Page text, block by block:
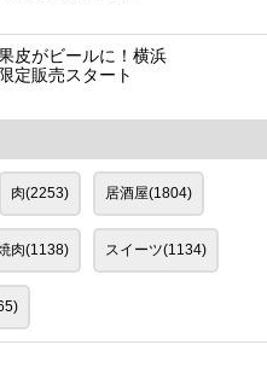
皮がビールに！横浜
定販売スタート
肉(2253) 居酒屋(1804)
肉(1138) スイーツ(1134)